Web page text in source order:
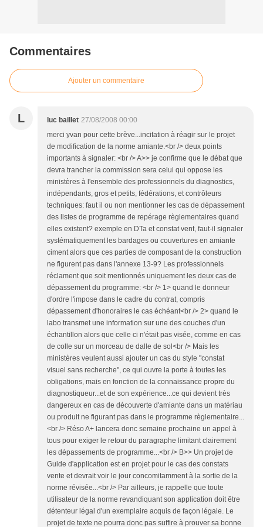
Commentaires
Ajouter un commentaire
L luc baillet 27/08/2008 00:00
merci yvan pour cette brève...incitation à réagir sur le projet
de modification de la norme amiante.<br /> deux points
importants à signaler: <br /> A>> je confirme que le débat que
devra trancher la commission sera celui qui oppose les
ministères à l'ensemble des professionnels du diagnostics,
indépendants, gros et petits, fédérations, et contrôleurs
techniques: faut il ou non mentionner les cas de dépassement
des listes de programme de repérage règlementaires quand
elles existent? exemple en DTa et constat vent, faut-il signaler
systématiquement les bardages ou couvertures en amiante
ciment alors que ces parties de composant de la construction
ne figurent pas dans l'annexe 13-9? Les professionnels
réclament que soit mentionnés uniquement les deux cas de
dépassement du programme: <br /> 1> quand le donneur
d'ordre l'impose dans le cadre du contrat, compris
dépassement d'honoraires le cas échéant<br /> 2> quand le
labo transmet une information sur une des couches d'un
échantillon alors que celle ci n'était pas visée, comme en cas
de colle sur un morceau de dalle de sol<br /> Mais les
ministères veulent aussi ajouter un cas du style "constat
visuel sans recherche", ce qui ouvre la porte à toutes les
obligations, mais en fonction de la connaissance propre du
diagnostiqueur...et de son expérience...ce qui devient très
dangereux en cas de découverte d'amiante dans un matériau
ou produit ne figurant pas dans le programme règlementaire...
<br /> Réso A+ lancera donc semaine prochaine un appel à
tous pour exiger le retour du paragraphe limitant clairement
les dépassements de programme...<br /> B>> Un projet de
Guide d'application est en projet pour le cas des constats
vente et devrait voir le jour concomitamment à la sortie de la
norme révisée...<br /> Par ailleurs, je rappelle que toute
utilisateur de la norme revandiquant son application doit être
détenteur légal d'un exemplaire acquis de façon légale. Le
projet de texte ne pourra donc pas suffire à prouver sa bonne